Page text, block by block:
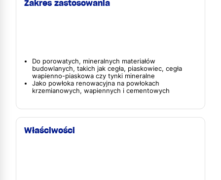
Zakres zastosowania
Do porowatych, mineralnych materiałów
budowlanych, takich jak cegła, piaskowiec, cegła
wapienno-piaskowa czy tynki mineralne
Jako powłoka renowacyjna na powłokach
krzemianowych, wapiennych i cementowych
Właściwości